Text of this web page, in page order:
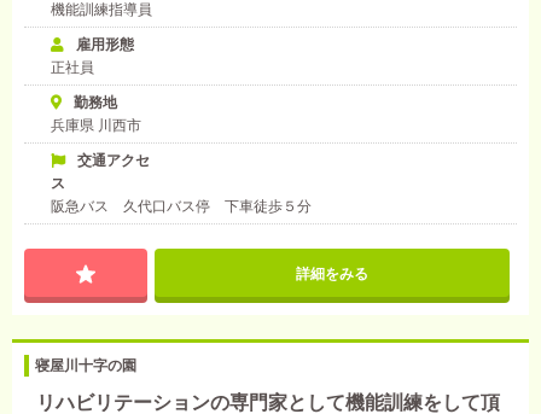
機能訓練指導員
雇用形態
正社員
勤務地
兵庫県 川西市
交通アクセ
ス
阪急バス 久代口バス停 下車徒歩５分
詳細をみる
寝屋川十字の園
リハビリテーションの専門家として機能訓練をして頂